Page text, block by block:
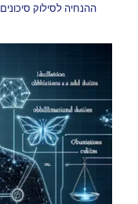
ההנחיה לסילוק סיכונים